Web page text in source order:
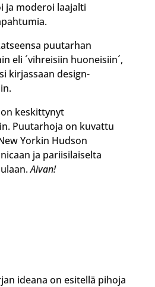
ja moderoi laajalti
puutarhan
eli ´vihreisiin huoneisiin´,
kirjassaan design-
keskittynyt
Puutarhoja on kuvattu
Yorkin Hudson
ja pariisilaiselta
Aivan!
ideana on esitellä pihoja